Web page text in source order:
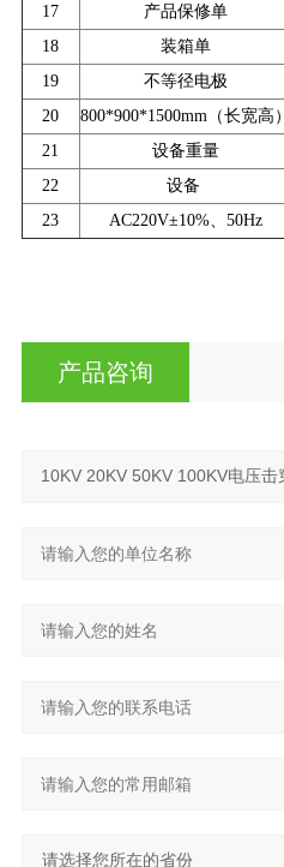
17
产品保修单
18
装箱单
19
不等径电极
20
800*900*1500mm（长宽高）
21
设备重量
22
设备
23
AC220V±10%、50Hz
产品咨询